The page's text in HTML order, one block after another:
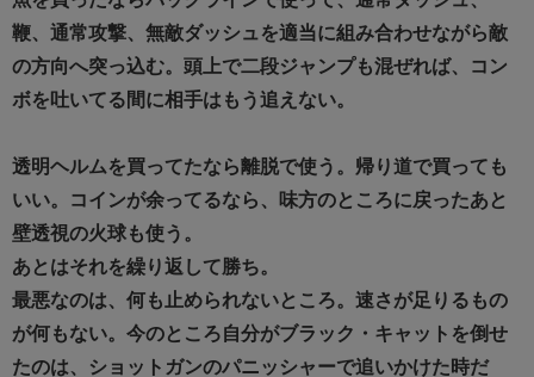
鞭、通常攻撃、無敵ダッシュを適当に組み合わせながら敵
の方向へ突っ込む。頭上で二段ジャンプも混ぜれば、コン
ボを吐いてる間に相手はもう追えない。
透明ヘルムを買ってたなら離脱で使う。帰り道で買っても
いい。コインが余ってるなら、味方のところに戻ったあと
壁透視の火球も使う。
あとはそれを繰り返して勝ち。
最悪なのは、何も止められないところ。速さが足りるもの
が何もない。今のところ自分がブラック・キャットを倒せ
たのは、ショットガンのパニッシャーで追いかけた時だ